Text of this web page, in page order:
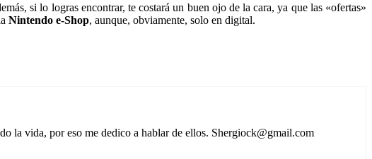
si lo logras encontrar, te costará un buen ojo de la cara, ya que las «ofertas»
Nintendo e-Shop, aunque, obviamente, solo en digital.
la vida, por eso me dedico a hablar de ellos. Shergiock@gmail.com